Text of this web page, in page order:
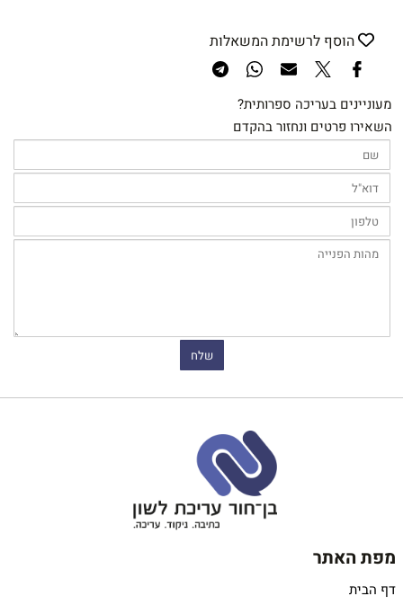
הוסף לרשימת המשאלות
מעוניינים בעריכה ספרותית?
השאירו פרטים ונחזור בהקדם
מפת האתר
דף הבית